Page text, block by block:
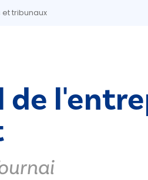
et tribunaux
de